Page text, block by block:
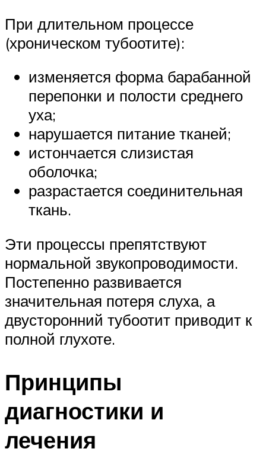
При длительном процессе
(хроническом тубоотите):
изменяется форма барабанной
перепонки и полости среднего
уха;
нарушается питание тканей;
истончается слизистая
оболочка;
разрастается соединительная
ткань.
Эти процессы препятствуют
нормальной звукопроводимости.
Постепенно развивается
значительная потеря слуха, а
двусторонний тубоотит приводит к
полной глухоте.
Принципы
диагностики и
лечения